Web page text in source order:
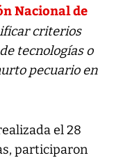
Nacional de
criterios
tecnologías o
pecuario en
el 28
participaron